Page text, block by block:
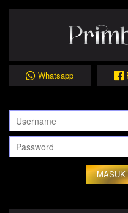
Whatsapp